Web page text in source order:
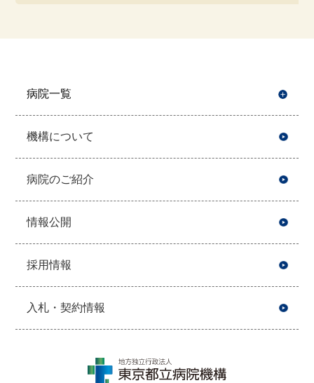
病院一覧
機構について
病院のご紹介
情報公開
採用情報
入札・契約情報